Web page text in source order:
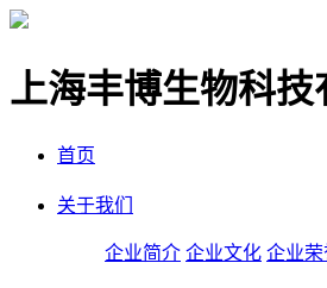
上海丰博生物科技
首页
关于我们
企业简介 企业文化 企业荣